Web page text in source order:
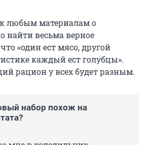
любым материалам о
найти весьма верное
«один ест мясо, другой
каждый ест голубцы».
рацион у всех будет разным.
набор похож на